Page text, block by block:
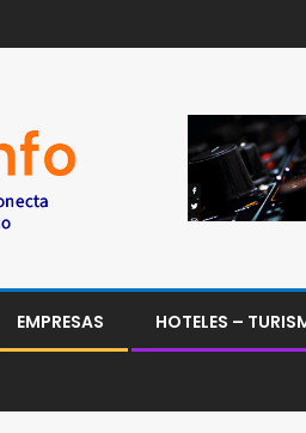
EMPRESAS HOTELES –